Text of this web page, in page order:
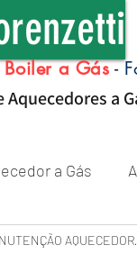
Boiler a Gás-
Aquecedores a
a Gás
AQUECEDOR